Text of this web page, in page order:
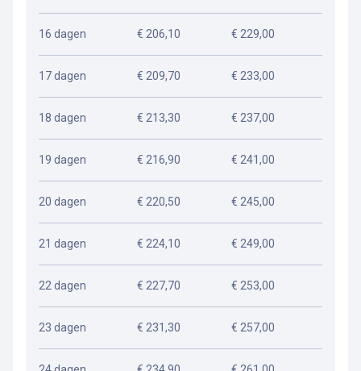
16 dagen € 206,10 € 229,00
17 dagen € 209,70 € 233,00
18 dagen € 213,30 € 237,00
19 dagen € 216,90 € 241,00
20 dagen € 220,50 € 245,00
21 dagen € 224,10 € 249,00
22 dagen € 227,70 € 253,00
23 dagen € 231,30 € 257,00